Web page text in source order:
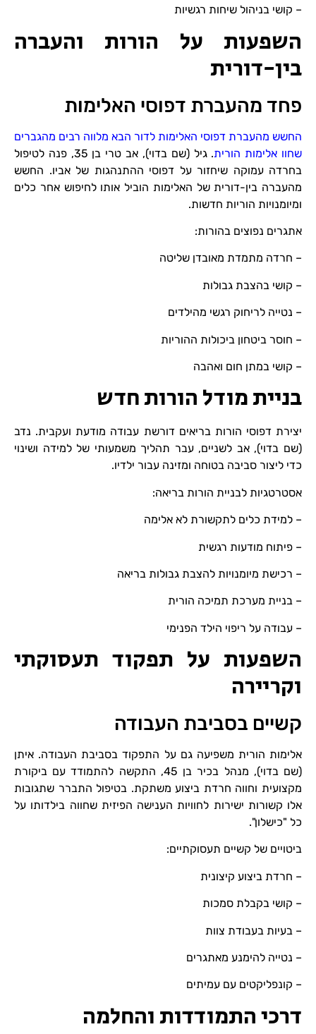
– קושי בניהול שיחות רגשיות
השפעות על הורות והעברה
בין-דורית
פחד מהעברת דפוסי האלימות
החשש מהעברת דפוסי האלימות לדור הבא מלווה רבים מהגברים
שחוו אלימות הורית
. גיל (שם בדוי), אב טרי בן 35, פנה לטיפול
בחרדה עמוקה שיחזור על דפוסי ההתנהגות של אביו. החשש
מהעברה בין-דורית של האלימות הוביל אותו לחיפוש אחר כלים
ומיומנויות הוריות חדשות.
אתגרים נפוצים בהורות:
– חרדה מתמדת מאובדן שליטה
– קושי בהצבת גבולות
– נטייה לריחוק רגשי מהילדים
– חוסר ביטחון ביכולות ההוריות
– קושי במתן חום ואהבה
בניית מודל הורות חדש
יצירת דפוסי הורות בריאים דורשת עבודה מודעת ועקבית. נדב
(שם בדוי), אב לשניים, עבר תהליך משמעותי של למידה ושינוי
כדי ליצור סביבה בטוחה ומזינה עבור ילדיו.
אסטרטגיות לבניית הורות בריאה:
– למידת כלים לתקשורת לא אלימה
– פיתוח מודעות רגשית
– רכישת מיומנויות להצבת גבולות בריאה
– בניית מערכת תמיכה הורית
– עבודה על ריפוי הילד הפנימי
השפעות על תפקוד תעסוקתי
וקריירה
קשיים בסביבת העבודה
אלימות הורית משפיעה גם על התפקוד בסביבת העבודה. איתן
(שם בדוי), מנהל בכיר בן 45, התקשה להתמודד עם ביקורת
מקצועית וחווה חרדת ביצוע משתקת. בטיפול התברר שתגובות
אלו קשורות ישירות לחוויות הענישה הפיזית שחווה בילדותו על
כל "כישלון".
ביטויים של קשיים תעסוקתיים:
– חרדת ביצוע קיצונית
– קושי בקבלת סמכות
– בעיות בעבודת צוות
– נטייה להימנע מאתגרים
– קונפליקטים עם עמיתים
דרכי התמודדות והחלמה